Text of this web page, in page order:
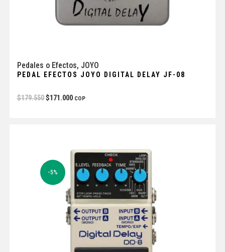
Pedales o Efectos, JOYO
PEDAL EFECTOS JOYO DIGITAL DELAY JF-08
$179.550 $171.000 COP
-5%